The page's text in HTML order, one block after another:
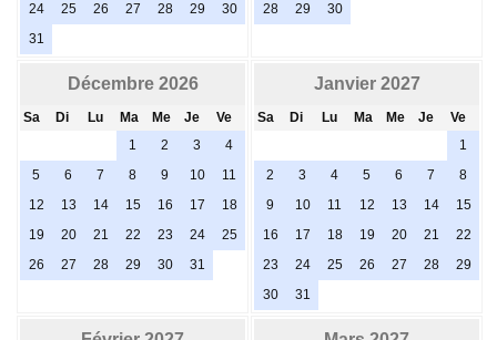
24
25 26 27 28 29
30
31
28
29 30
Décembre 2026
Sa Di Lu Ma Me Je
Ve
1
2 3
4
5
6 7 8 9 10
11
12
13 14 15 16 17
18
19
20 21 22 23 24
25
26
27 28 29 30 31
Janvier 2027
Sa Di Lu Ma Me Je
Ve
1
2
3 4 5 6 7
8
9
10 11 12 13 14
15
16
17 18 19 20 21
22
23
24 25 26 27 28
29
30
31